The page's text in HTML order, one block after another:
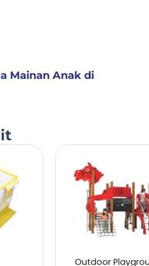
Mainan Anak di
Outdoor